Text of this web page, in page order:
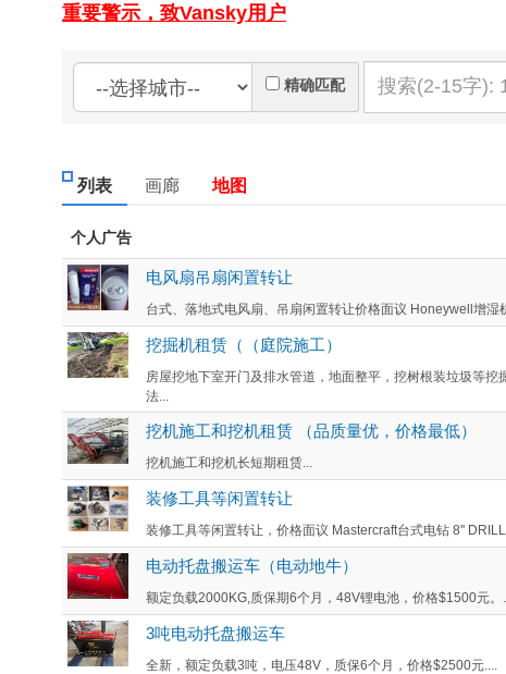
重要警示，致Vansky用户
精确匹配
列表 画廊 地图
个人广告
电风扇吊扇闲置转让
台式、落地式电风扇、吊扇闲置转让价格面议 Honeywell增湿
挖掘机租赁（（庭院施工）
房屋挖地下室开门及排水管道，地面整平，挖树根装垃圾等
法...
挖机施工和挖机租赁 （品质量优，价格最低）
挖机施工和挖机长短期租赁...
装修工具等闲置转让
装修工具等闲置转让，价格面议 Mastercraft台式电钻 8'' DRILL
电动托盘搬运车（电动地牛）
额定负载2000KG,质保期6个月，48V锂电池，价格$1500元。...
3吨电动托盘搬运车
全新，额定负载3吨，电压48V，质保6个月，价格$2500元....